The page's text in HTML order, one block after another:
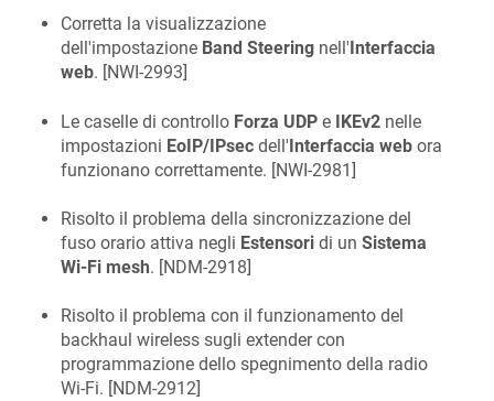
Corretta la visualizzazione
dell'impostazione Band Steering nell' Interfaccia
web. [NWI-2993]
Le caselle di controllo Forza UDP e IKEv2 nelle
impostazioni EoIP/IPsec dell'Interfaccia web ora
funzionano correttamente. [NWI-2981]
Risolto il problema della sincronizzazione del
fuso orario attiva negli Estensori di un Sistema
Wi-Fi mesh. [NDM-2918]
Risolto il problema con il funzionamento del
backhaul wireless sugli extender con
programmazione dello spegnimento della radio
Wi-Fi. [NDM-2912]